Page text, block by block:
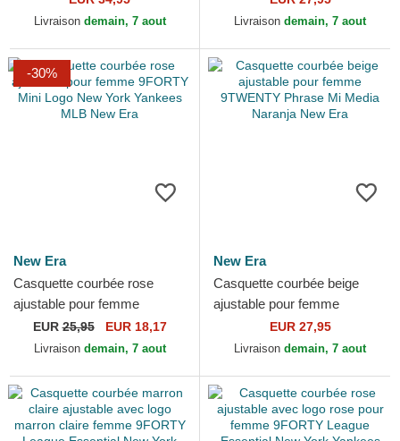
New York Yankees MLB
Livraison demain, 7 aout
York Yankees MLB New Era
Livraison demain, 7 aout
-30%
New Era
Casquette courbée rose
ajustable pour femme
9FORTY Mini Logo New
York Yankees MLB New Era
EUR25,95 EUR 18,17
Livraison demain, 7 aout
New Era
Casquette courbée beige
ajustable pour femme
9TWENTY Phrase Mi Media
Naranja New Era
EUR 27,95
Livraison demain, 7 aout